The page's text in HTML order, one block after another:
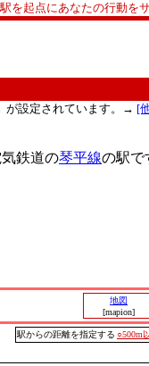
を起点にあなたの行動をサ
が設定されています。→ [
鉄道の琴平線の駅で
地図
[mapion]
駅からの距離を指定する ○500m